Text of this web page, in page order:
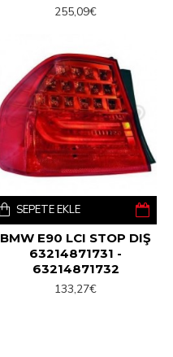
255,09€
BMW E90 LCI STOP DIŞ
63214871731 -
63214871732
133,27€
SEPETE EKLE